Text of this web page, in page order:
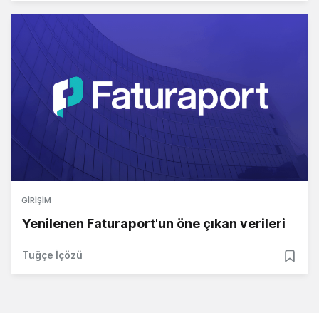
GIRIŞIM
Yenilenen Faturaport'un öne çıkan verileri
Tuğçe İçözü